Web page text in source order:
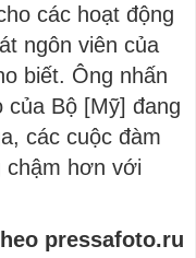
các hoạt động
ngôn viên của
biết. Ông nhấn
của Bộ [Mỹ] đang
các cuộc đàm
chậm hơn với
Theo pressafoto.ru